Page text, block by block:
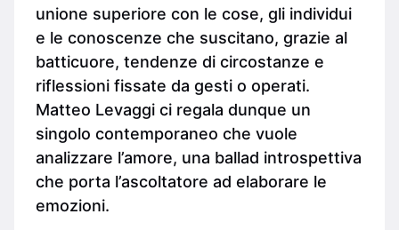
unione superiore con le cose, gli individui
e le conoscenze che suscitano, grazie al
batticuore, tendenze di circostanze e
riflessioni fissate da gesti o operati.
Matteo Levaggi ci regala dunque un
singolo contemporaneo che vuole
analizzare l’amore, una ballad introspettiva
che porta l’ascoltatore ad elaborare le
emozioni.